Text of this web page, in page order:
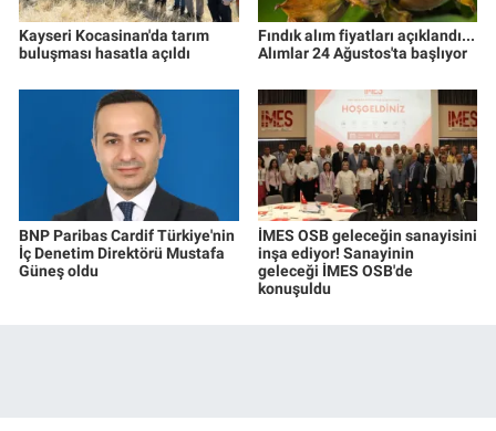
Kayseri Kocasinan'da tarım
buluşması hasatla açıldı
Fındık alım fiyatları açıklandı...
Alımlar 24 Ağustos'ta başlıyor
BNP Paribas Cardif Türkiye'nin
İç Denetim Direktörü Mustafa
Güneş oldu
İMES OSB geleceğin sanayisini
inşa ediyor! Sanayinin
geleceği İMES OSB'de
konuşuldu